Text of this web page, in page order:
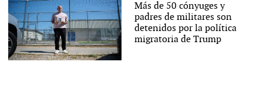
Más de 50 cónyuges y
padres de militares son
detenidos por la política
migratoria de Trump